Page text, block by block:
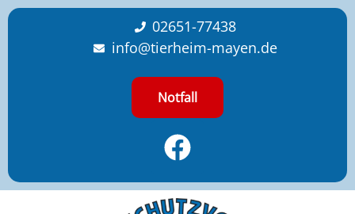
content
02651-77438
info@tierheim-mayen.de
Notfall